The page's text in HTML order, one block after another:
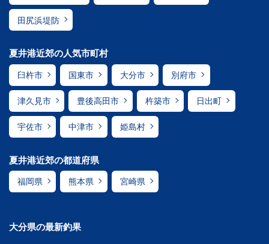
田尻浜堤防
夏井港近郊の人気市町村
臼杵市 国東市 大分市 別府市
津久見市 豊後高田市 杵築市 日出町
宇佐市 中津市 姫島村
夏井港近郊の都道府県
福岡県 熊本県 宮崎県
大分県の最新釣果